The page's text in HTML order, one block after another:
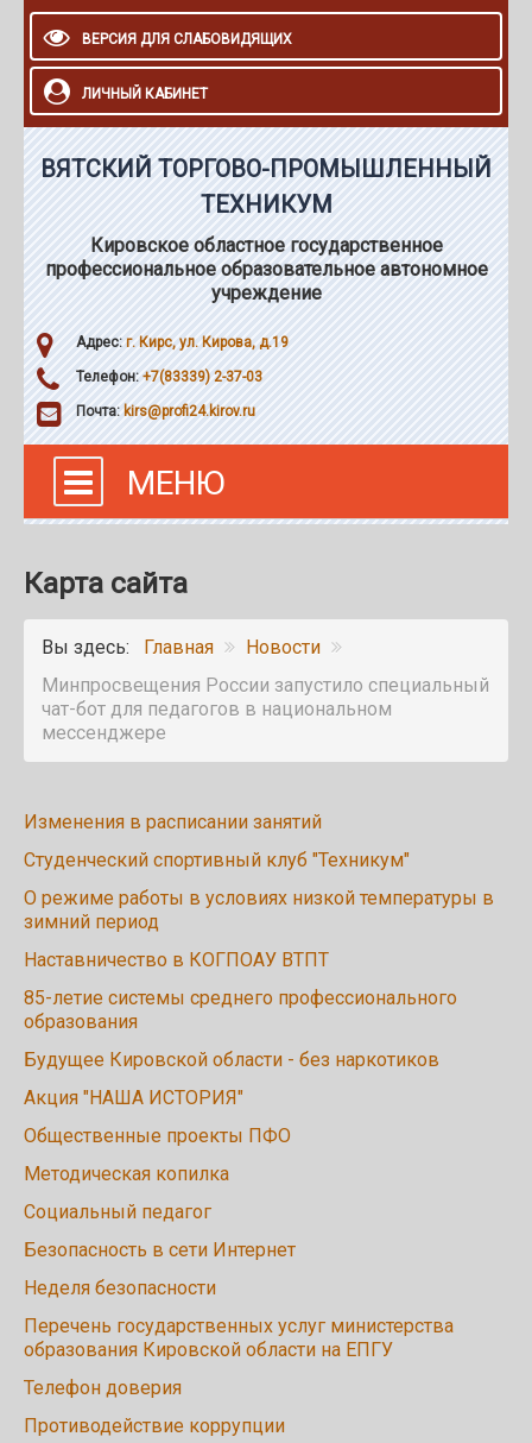
ВЕРСИЯ ДЛЯ СЛАБОВИДЯЩИХ
ЛИЧНЫЙ КАБИНЕТ
ВЯТСКИЙ ТОРГОВО-ПРОМЫШЛЕННЫЙ
ТЕХНИКУМ
Кировское областное государственное
профессиональное образовательное автономное
учреждение
Адрес: г. Кирс, ул. Кирова, д.19
Телефон: +7(83339) 2-37-03
Почта: kirs@profi24.kirov.ru
МЕНЮ
Карта сайта
Вы здесь: Главная
Новости
Минпросвещения России запустило специальный
чат-бот для педагогов в национальном
мессенджере
Изменения в расписании занятий
Студенческий спортивный клуб "Техникум"
О режиме работы в условиях низкой температуры в
зимний период
Наставничество в КОГПОАУ ВТПТ
85-летие системы среднего профессионального
образования
Будущее Кировской области - без наркотиков
Акция "НАША ИСТОРИЯ"
Общественные проекты ПФО
Методическая копилка
Социальный педагог
Безопасность в сети Интернет
Неделя безопасности
Перечень государственных услуг министерства
образования Кировской области на ЕПГУ
Телефон доверия
Противодействие коррупции